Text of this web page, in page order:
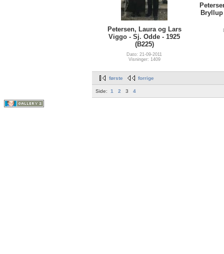
Petersen, Laura og Lars
Viggo - Sj. Odde - 1925
(B225)
Dato: 21-09-2011
Visninger: 1409
første forrige
Side: 1 2 3 4